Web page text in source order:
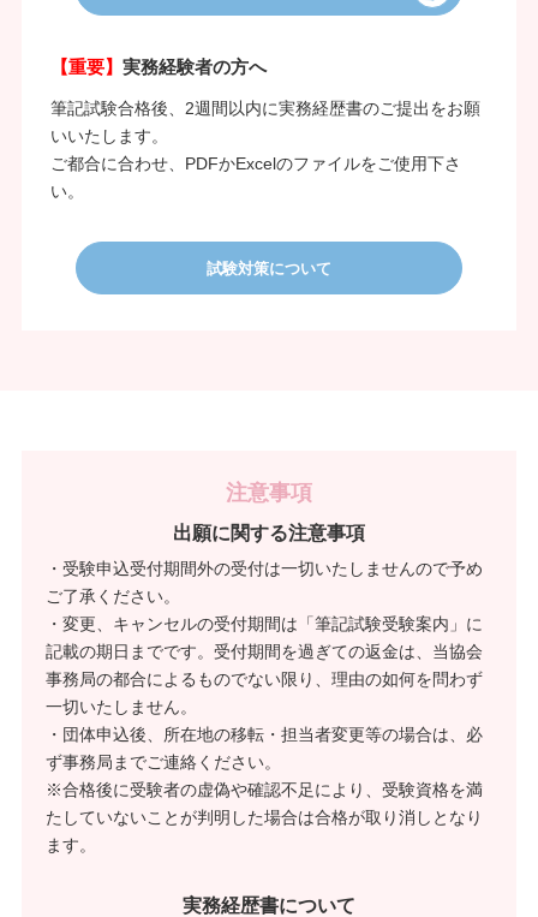
【重要】 実務経験者の方へ
筆記試験合格後、2週間以内に実務経歴書のご提出をお願
いいたします。
ご都合に合わせ、PDFかExcelのファイルをご使用下さ
い。
試験対策について
注意事項
出願に関する注意事項
・受験申込受付期間外の受付は一切いたしませんので予め
ご了承ください。
・変更、キャンセルの受付期間は「筆記試験受験案内」に
記載の期日までです。受付期間を過ぎての返金は、当協会
事務局の都合によるものでない限り、理由の如何を問わず
一切いたしません。
・団体申込後、所在地の移転・担当者変更等の場合は、必
ず事務局までご連絡ください。
※合格後に受験者の虚偽や確認不足により、受験資格を満
たしていないことが判明した場合は合格が取り消しとなり
ます。
実務経歴書について